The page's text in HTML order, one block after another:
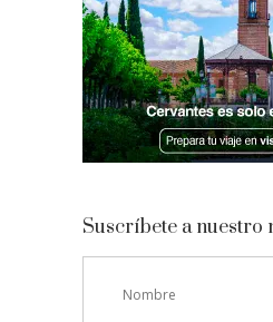
Suscríbete a nuestro